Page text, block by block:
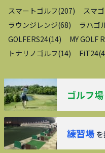
スマートゴルフ(207) スマ
ラウンジレンジ(68) ラハゴ
GOLFERS24(14) MY GOLF
トナリノゴルフ(14) FiT24(
ゴルフ場
練習場